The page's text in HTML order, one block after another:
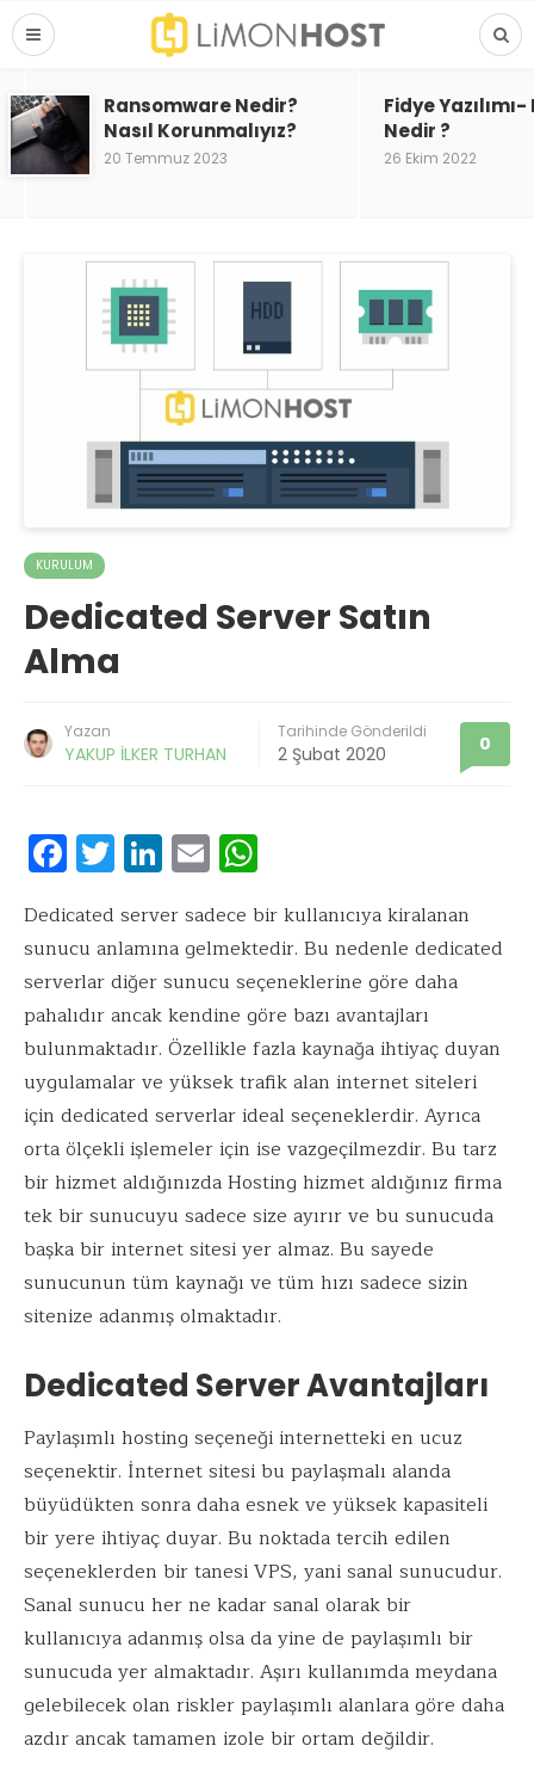
Ransomware Nedir?
Nasıl Korunmalıyız?
20 Temmuz 2023
Fidye
Nedir ?
26 Ekim 2022
KURULUM
Dedicated Server Satın
Alma
Yazan
YAKUP İLKER TURHAN
Tarihinde Gönderildi
2 Şubat 2020 0
F
ac
e
b
o
o
k
T
w
it
te
r
Li
n
k
e
dI
n
E
m
ai
l
h
at
s
A
p
p
Dedicated server sadece bir kullanıcıya kiralanan
sunucu anlamına gelmektedir. Bu nedenle dedicated
serverlar diğer sunucu seçeneklerine göre daha
pahalıdır ancak kendine göre bazı avantajları
bulunmaktadır. Özellikle fazla kaynağa ihtiyaç duyan
uygulamalar ve yüksek trafik alan internet siteleri
için dedicated serverlar ideal seçeneklerdir. Ayrıca
orta ölçekli işlemeler için ise vazgeçilmezdir. Bu tarz
bir hizmet aldığınızda Hosting hizmet aldığınız firma
tek bir sunucuyu sadece size ayırır ve bu sunucuda
başka bir internet sitesi yer almaz. Bu sayede
sunucunun tüm kaynağı ve tüm hızı sadece sizin
sitenize adanmış olmaktadır.
Dedicated Server Avantajları
Paylaşımlı hosting seçeneği internetteki en ucuz
seçenektir. İnternet sitesi bu paylaşmalı alanda
büyüdükten sonra daha esnek ve yüksek kapasiteli
bir yere ihtiyaç duyar. Bu noktada tercih edilen
seçeneklerden bir tanesi VPS, yani sanal sunucudur.
Sanal sunucu her ne kadar sanal olarak bir
kullanıcıya adanmış olsa da yine de paylaşımlı bir
sunucuda yer almaktadır. Aşırı kullanımda meydana
gelebilecek olan riskler paylaşımlı alanlara göre daha
azdır ancak tamamen izole bir ortam değildir.